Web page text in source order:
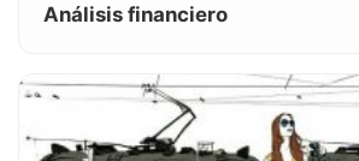
Análisis financiero